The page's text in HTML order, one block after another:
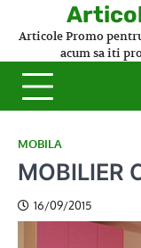
Articole Promo
acum sa iti
MOBILA
MOBILIER
16/09/2015